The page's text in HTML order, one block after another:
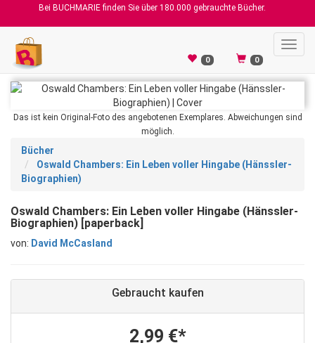
Bei BUCHMARIE finden Sie über 180.000 gebrauchte Bücher.
0 0
Das ist kein Original-Foto des angebotenen Exemplares. Abweichungen sind
möglich.
Bücher
Oswald Chambers: Ein Leben voller Hingabe (Hänssler-
Biographien)
Oswald Chambers: Ein Leben voller Hingabe (Hänssler-
Biographien) [paperback]
von: David McCasland
Gebraucht kaufen
2,99 €*